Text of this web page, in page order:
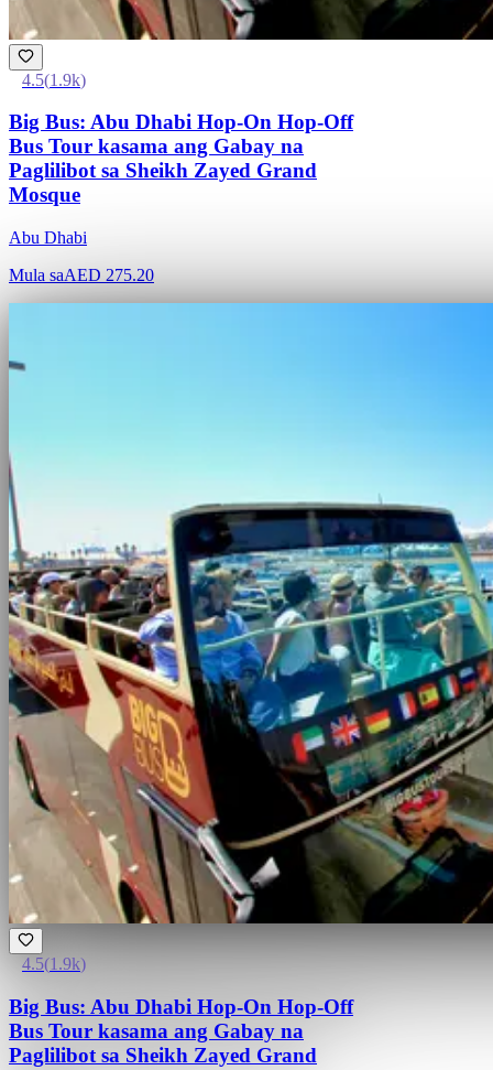
4.5(1.9k)
Big Bus: Abu Dhabi Hop-On Hop-Off
Bus Tour kasama ang Gabay na
Paglilibot sa Sheikh Zayed Grand
Mosque
Abu Dhabi
Mula saAED 275.20
4.5(1.9k)
Big Bus: Abu Dhabi Hop-On Hop-Off
Bus Tour kasama ang Gabay na
Paglilibot sa Sheikh Zayed Grand